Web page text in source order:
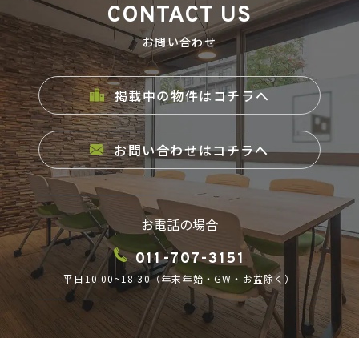
CONTACT US
お問い合わせ
掲載中の物件はコチラへ
お問い合わせはコチラへ
お電話の場合
011-707-3151
平日10:00~18:30（年末年始・GW・お盆除く）